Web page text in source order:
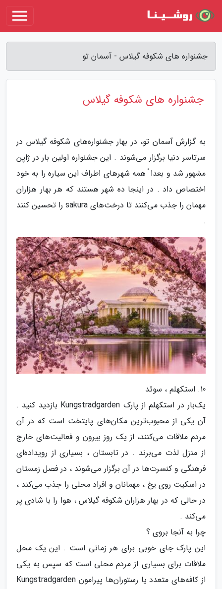
جشنواره های شکوفه گیلاس - آسمان تو
جشنواره های شکوفه گیلاس
به گزارش آسمان تو، در بهار جشنواره‌های شکوفه گیلاس در
سرتاسر دنیا برگزار می‌شوند . این جشنواره اولین بار در ژاپن
مشهور شد و بعدا ً همه شهرهای اطراف این سیاره را به خود
اختصاص داد . در اینجا ده شهر هستند که هر بهار هزاران
مهمان را جذب می‌کنند تا درخت‌های sakura را تحسین کنند
.
10. استکهلم ، سوئد
یک‌بار در استکهلم از پارک Kungstradgarden بازدید کنید .
آن یکی از محبوب‌ترین مکان‌های پایتخت است که در آن
مردم ملاقات می‌کنند، از یک روز بیرون و فعالیت‌های خارج
از منزل لذت می‌برند . در تابستان ، بسیاری از رویداده‌ای
فرهنگی و کنسرت‌ها در آن برگزار می‌شوند ، در فصل زمستان
در اسکیت روی یخ ، مهمانان و افراد محلی را جذب می‌کند ،
در حالی که در بهار هزاران شکوفه گیلاس ، هوا را با شادی پر
می‌کند .
چرا به آنجا بروی ؟
این پارک جای خوبی برای هر زمانی است . این یک محل
ملاقات برای بسیاری از مردم محلی است که سپس به یکی
از کافه‌های متعدد یا رستوران‌ها پیرامون Kungstradgarden